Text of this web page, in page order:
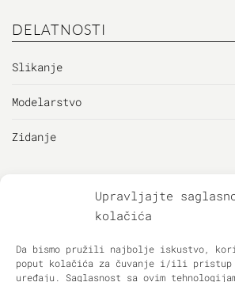
Upravljajte
kolačića
Da bismo pružili najbolje iskustvo,
poput kolačića za čuvanje i/ili pristup
uređaju. Saglasnost sa ovim
DELATNOSTI
Slikanje
Modelarstvo
Zidanje
Korisnički panel
Omiljeni artikli